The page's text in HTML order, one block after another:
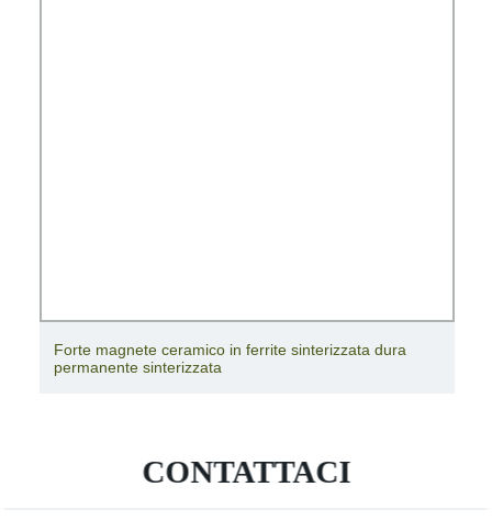
Forte magnete ceramico in ferrite sinterizzata dura
permanente sinterizzata
CONTATTACI